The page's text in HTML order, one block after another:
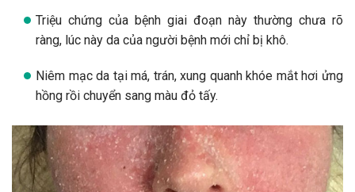
Triệu chứng của bệnh giai đoạn này thường chưa rõ
ràng, lúc này da của người bệnh mới chỉ bị khô.
Niêm mạc da tại má, trán, xung quanh khóe mắt hơi ửng
hồng rồi chuyển sang màu đỏ tấy.